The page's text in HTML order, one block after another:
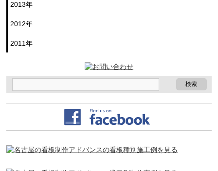
2013年
2012年
2011年